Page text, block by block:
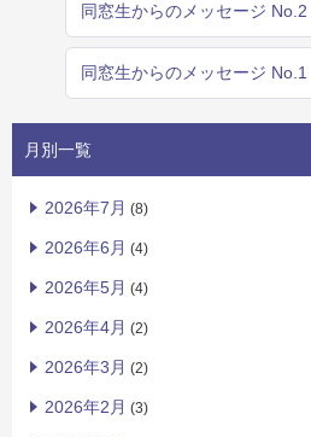
同窓生からのメッセージ No.2
同窓生からのメッセージ No.1
月別一覧
2026年7月 (8)
2026年6月 (4)
2026年5月 (4)
2026年4月 (2)
2026年3月 (2)
2026年2月 (3)